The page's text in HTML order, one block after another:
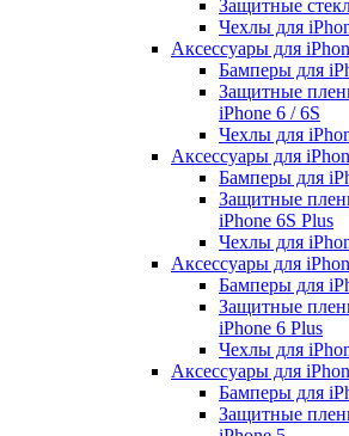
Защитные
Чехлы для
Аксессуары для
Бамперы для
Защитные
iPhone 6 / 6S
Чехлы для
Аксессуары для
Бамперы для
Защитные
iPhone 6S Plus
Чехлы для
Аксессуары для
Бамперы для
Защитные
iPhone 6 Plus
Чехлы для
Аксессуары для
Бамперы для
Защитные